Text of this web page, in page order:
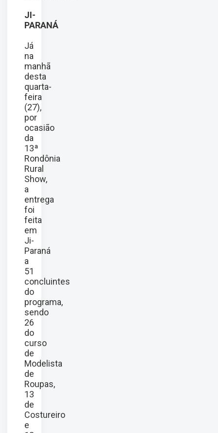
JI-
PARANÁ
Já
na
manhã
desta
quarta-
feira
(27),
por
ocasião
da
13ª
Rondônia
Rural
Show,
a
entrega
foi
feita
em
Ji-
Paraná
a
51
concluintes
do
programa,
sendo
26
do
curso
de
Modelista
de
Roupas,
13
de
Costureiro
e